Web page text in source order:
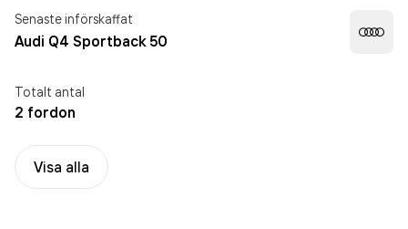
Senaste införskaffat
Audi Q4 Sportback 50
Totalt antal
2 fordon
Visa alla